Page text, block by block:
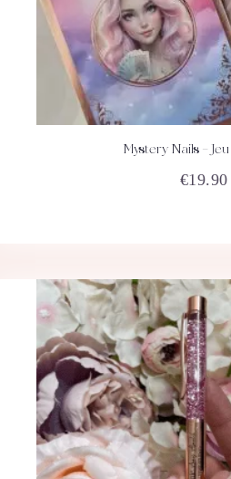
Mystery Nails –
€19.90